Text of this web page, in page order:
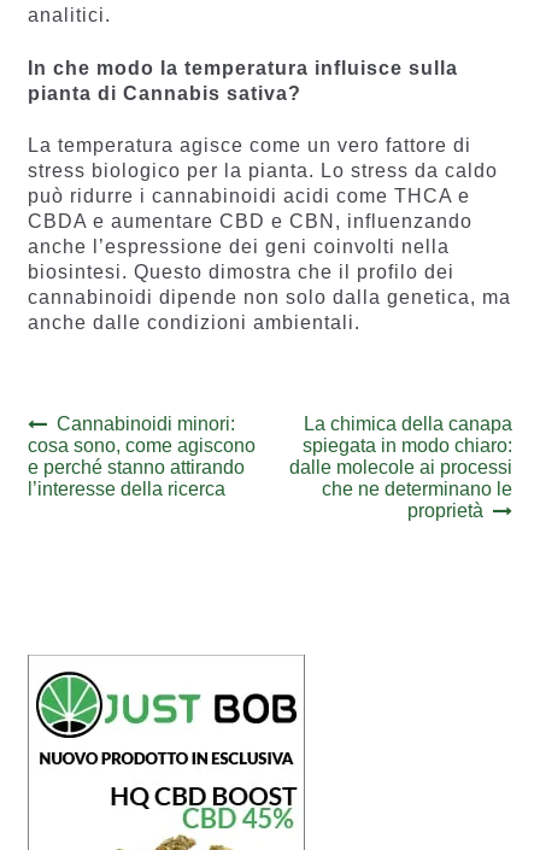
analitici.
In che modo la temperatura influisce sulla
pianta di Cannabis sativa?
La temperatura agisce come un vero fattore di
stress biologico per la pianta. Lo stress da caldo
può ridurre i cannabinoidi acidi come THCA e
CBDA e aumentare CBD e CBN, influenzando
anche l’espressione dei geni coinvolti nella
biosintesi. Questo dimostra che il profilo dei
cannabinoidi dipende non solo dalla genetica, ma
anche dalle condizioni ambientali.
Navigazione
articoli
Previous
post:
Cannabinoidi minori:
cosa sono, come agiscono
e perché stanno attirando
l’interesse della ricerca
Next
post:
La chimica della canapa
spiegata in modo chiaro:
dalle molecole ai processi
che ne determinano le
proprietà